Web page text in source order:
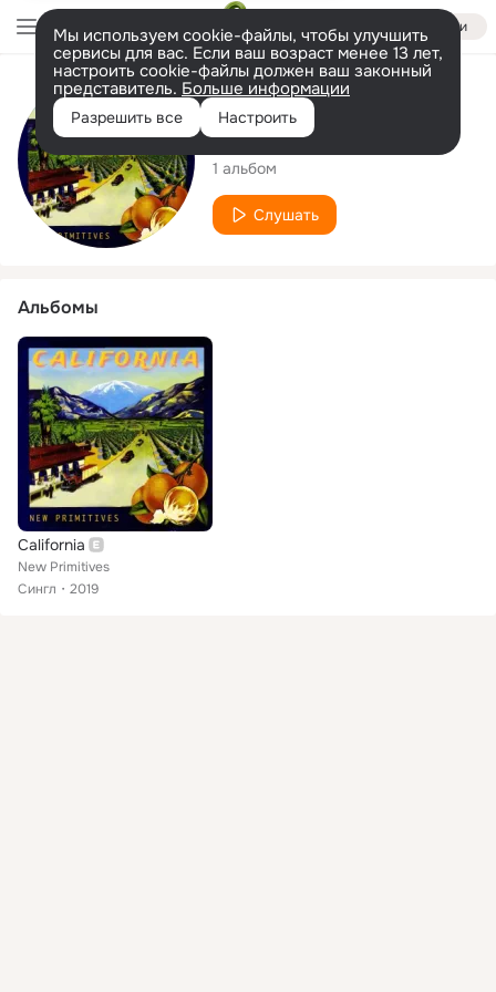
Войти
Мы используем cookie-файлы, чтобы улучшить
сервисы для вас. Если ваш возраст менее 13 лет,
настроить cookie-файлы должен ваш законный
представитель. Больше информации
Разрешить все Настроить
Исполнитель
New Primitives
1 альбом
Слушать
Альбомы
California
New Primitives
Сингл
2019